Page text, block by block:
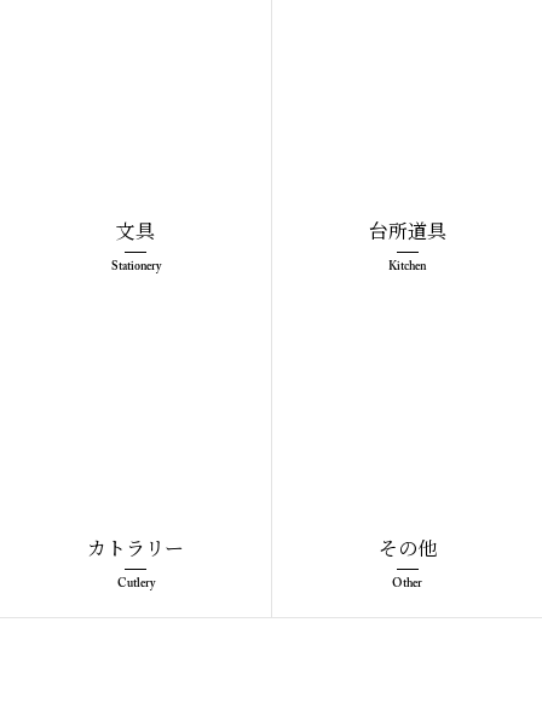
文具
Stationery
台所道具
Kitchen
カトラリー
Cutlery
その他
Other